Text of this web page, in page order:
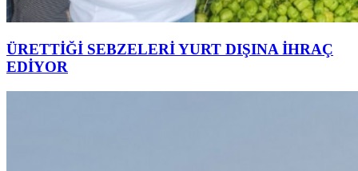
ÜRETTİĞİ SEBZELERİ YURT DIŞINA İHRAÇ
EDİYOR